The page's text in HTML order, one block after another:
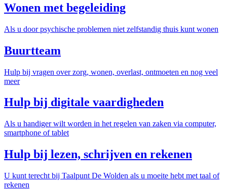
Wonen met begeleiding
Als u door psychische problemen niet zelfstandig thuis kunt wonen
Buurtteam
Hulp bij vragen over zorg, wonen, overlast, ontmoeten en nog veel
meer
Hulp bij digitale vaardigheden
Als u handiger wilt worden in het regelen van zaken via computer,
smartphone of tablet
Hulp bij lezen, schrijven en rekenen
U kunt terecht bij Taalpunt De Wolden als u moeite hebt met taal of
rekenen